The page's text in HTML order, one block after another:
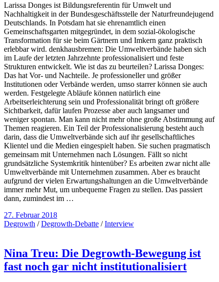
Larissa Donges ist Bildungsreferentin für Umwelt und
Nachhaltigkeit in der Bundesgeschäftsstelle der Naturfreundejugend
Deutschlands. In Potsdam hat sie ehrenamtlich einen
Gemeinschaftsgarten mitgegründet, in dem sozial-ökologische
Transformation für sie beim Gärtnern und Imkern ganz praktisch
erlebbar wird. denkhausbremen: Die Umweltverbände haben sich
im Laufe der letzten Jahrzehnte professionalisiert und feste
Strukturen entwickelt. Wie ist das zu beurteilen? Larissa Donges:
Das hat Vor- und Nachteile. Je professioneller und größer
Institutionen oder Verbände werden, umso starrer können sie auch
werden. Festgelegte Abläufe können natürlich eine
Arbeitserleichterung sein und Professionalität bringt oft größere
Sichtbarkeit, dafür laufen Prozesse aber auch langsamer und
weniger spontan. Man kann nicht mehr ohne große Abstimmung auf
Themen reagieren. Ein Teil der Professionalisierung besteht auch
darin, dass die Umweltverbände sich auf ihr gesellschaftliches
Klientel und die Medien eingespielt haben. Sie suchen pragmatisch
gemeinsam mit Unternehmen nach Lösungen. Fällt so nicht
grundsätzliche Systemkritik hintenüber? Es arbeiten zwar nicht alle
Umweltverbände mit Unternehmen zusammen. Aber es braucht
aufgrund der vielen Erwartungshaltungen an die Umweltverbände
immer mehr Mut, um unbequeme Fragen zu stellen. Das passiert
dann, zumindest im …
27. Februar 2018
Degrowth /Degrowth-Debatte /Interview
Nina Treu: Die Degrowth-Bewegung ist
fast noch gar nicht institutionalisiert